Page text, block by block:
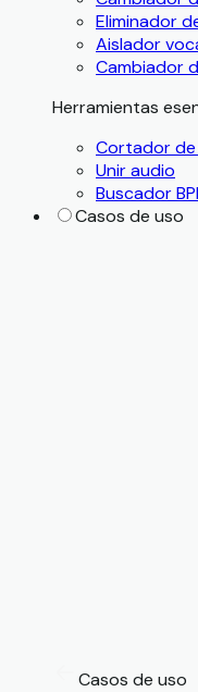
Eliminador
Aislador
Cambiador
Herramientas
Cortador
Unir audio
Buscador
Casos de uso
Casos de uso